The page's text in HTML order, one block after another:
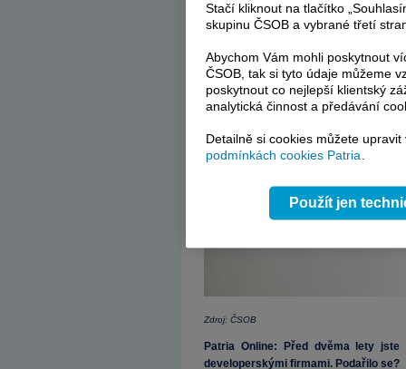
Zdroj: ČSOB
Patria Online: Před dvěma lety
developerskými firmami. Podařilo se?
Stačí kliknout na tlačítko
skupinu ČSOB a vybrané třetí
Abychom Vám mohli poskytnout
ČSOB, tak si tyto údaje můžeme
poskytnout co nejlepší klientský
analytická činnost a předávání
Detailně si cookies můžete
podmínkách cookies Patria.
Použít jen